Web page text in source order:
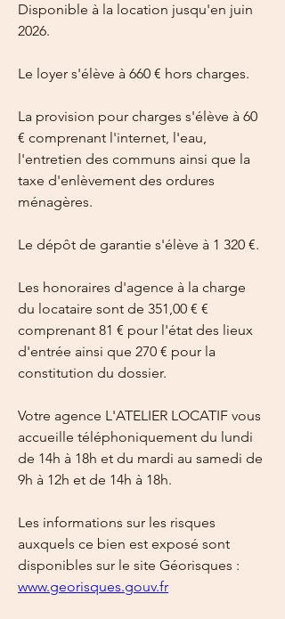
Disponible à la location jusqu'en juin
2026.
Le loyer s'élève à 660 € hors charges.
La provision pour charges s'élève à 60
€ comprenant l'internet, l'eau,
l'entretien des communs ainsi que la
taxe d'enlèvement des ordures
ménagères.
Le dépôt de garantie s'élève à 1 320 €.
Les honoraires d'agence à la charge
du locataire sont de 351,00 € €
comprenant 81 € pour l'état des lieux
d'entrée ainsi que 270 € pour la
constitution du dossier.
Votre agence L'ATELIER LOCATIF vous
accueille téléphoniquement du lundi
de 14h à 18h et du mardi au samedi de
9h à 12h et de 14h à 18h.
Les informations sur les risques
auxquels ce bien est exposé sont
disponibles sur le site Géorisques :
www.georisques.gouv.fr